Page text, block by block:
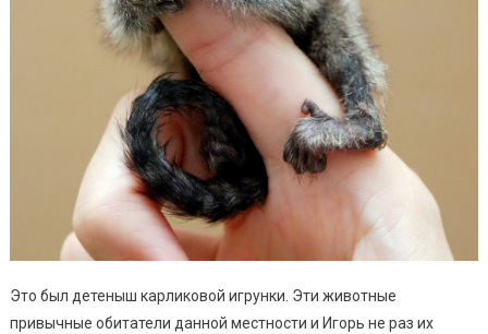
Это был детеныш карликовой игрунки. Эти животные
привычные обитатели данной местности и Игорь не раз их